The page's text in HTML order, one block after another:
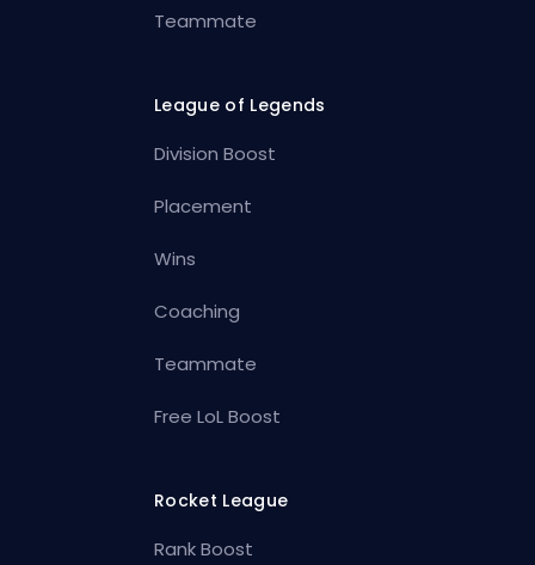
Teammate
League of Legends
Division Boost
Placement
Wins
Coaching
Teammate
Free LoL Boost
Rocket League
Rank Boost